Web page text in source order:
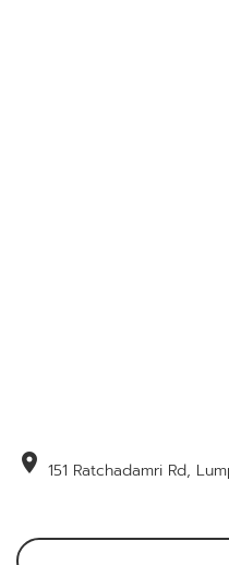
location_on 151 Ratchadamri Rd,